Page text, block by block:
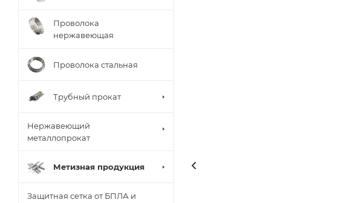
Проволока
нержавеющая
Проволока стальная
Трубный прокат
Нержавеющий
металлопрокат
Метизная продукция
Защитная сетка от БПЛА и